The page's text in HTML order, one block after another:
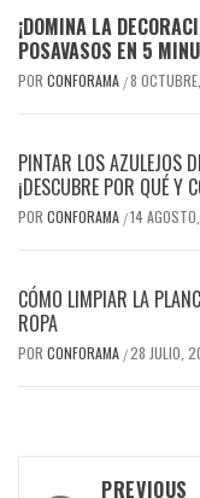
¡DOMINA LA
POSAVASOS EN 5
POR CONFORAMA /8
PINTAR LOS AZULEJOS
¡DESCUBRE POR QUÉ Y
POR CONFORAMA /14
CÓMO LIMPIAR LA
ROPA
POR CONFORAMA /28 JULIO,
PREVIOUS